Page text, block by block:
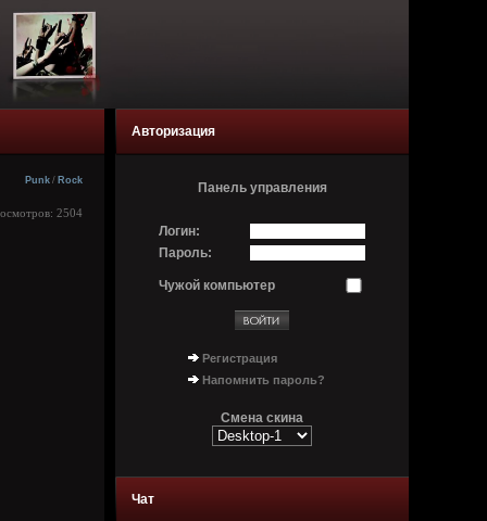
Punk / Rock
2504
Авторизация
Панель управления
Логин:
Пароль:
Чужой компьютер
Регистрация
Напомнить пароль?
Смена скина
Чат